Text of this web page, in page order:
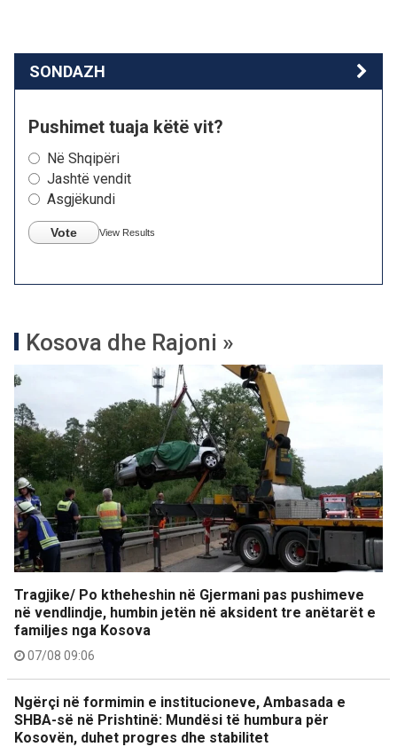
SONDAZH
Pushimet tuaja këtë vit?
Në Shqipëri
Jashtë vendit
Asgjëkundi
Vote View Results
Kosova dhe Rajoni »
Tragjike/ Po ktheheshin në Gjermani pas pushimeve
në vendlindje, humbin jetën në aksident tre anëtarët e
familjes nga Kosova
07/08 09:06
Ngërçi në formimin e institucioneve, Ambasada e
SHBA-së në Prishtinë: Mundësi të humbura për
Kosovën, duhet progres dhe stabilitet